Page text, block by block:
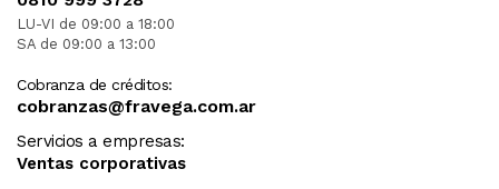
LU-VI de 09:00 a 18:00
SA de 09:00 a 13:00
Cobranza de créditos:
cobranzas@fravega.com.ar
Servicios a empresas:
Ventas corporativas